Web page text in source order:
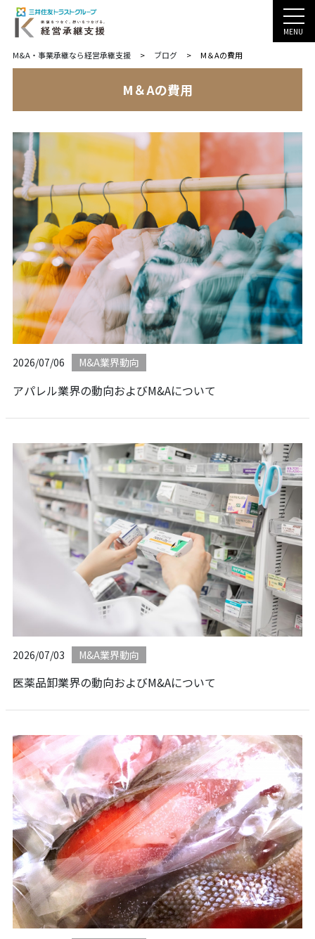
MENU
M&A・事業承継なら経営承継支援 > ブログ > M＆Aの費用
M＆Aの費用
2026/07/06 M&A業界動向
アパレル業界の動向およびM&Aについて
2026/07/03 M&A業界動向
医薬品卸業界の動向およびM&Aについて